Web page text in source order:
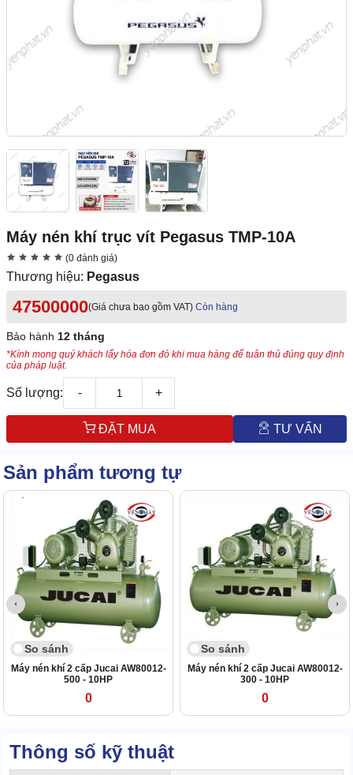
Máy nén khí trục vít Pegasus TMP-10A
(0 đánh giá)
Thương hiệu: Pegasus
47500000(Giá chưa bao gồm VAT) Còn hàng
Bảo hành 12 tháng
*Kính mong quý khách lấy hóa đơn đỏ khi mua hàng để tuân thủ đúng quy định
của pháp luật.
Số lượng: - +
ĐẶT MUA TƯ VẤN
Sản phẩm tương tự
So sánh
Máy nén khí 2 cấp Jucai AW80012-
500 - 10HP
0
So sánh
Máy nén khí 2 cấp Jucai AW80012-
300 - 10HP
0
Thông số kỹ thuật